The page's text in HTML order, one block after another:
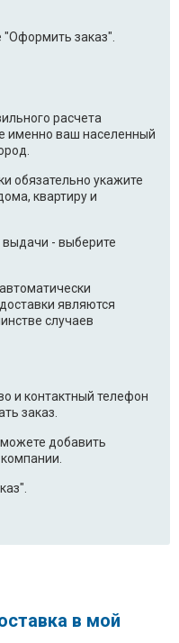
заказ".
расчета
именно ваш населенный
обязательно укажите
квартиру и
выдачи - выберите
являются
случаев
и контактный телефон
заказ.
добавить
в мой